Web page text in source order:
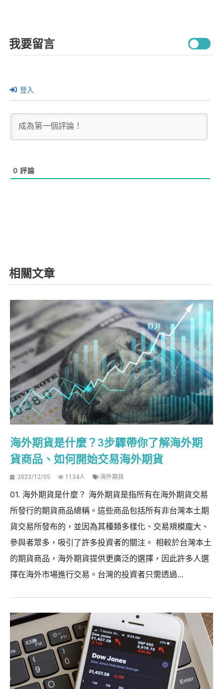
我要留言
登入
0 評論
相關文章
海外期貨是什麼？3步驟帶你了解海外期
貨商品、如何開始交易海外期貨
2023/12/05 1134人 海外期貨
01. 海外期貨是什麼？ 海外期貨是指所有在海外期貨交易
所發行的期貨商品總稱。這些商品包括所有非台灣本土期
貨交易所發布的，並因為其種類多樣化、交易規模龐大、
參與者眾多，吸引了許多投資者的關注。 相較於台灣本土
的期貨商品，海外期貨提供更廣泛的選擇，因此許多人選
擇在海外市場進行交易。台灣的投資者只需透過...